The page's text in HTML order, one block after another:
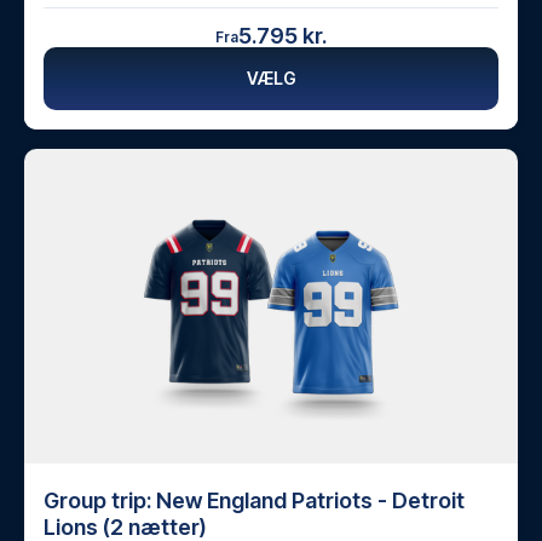
Fra5.795 kr.
VÆLG
Group trip: New England Patriots - Detroit
Lions (2 nætter)